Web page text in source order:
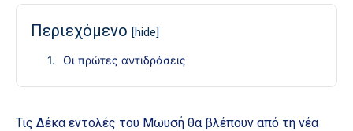
Περιεχόμενο [hide]
Οι πρώτες αντιδράσεις
Τις Δέκα εντολές του Μωυσή θα βλέπουν από τη νέα